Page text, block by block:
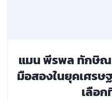
แมน พีรพล ทักษิณ
มือสองในยุคเศรษ
เลือ